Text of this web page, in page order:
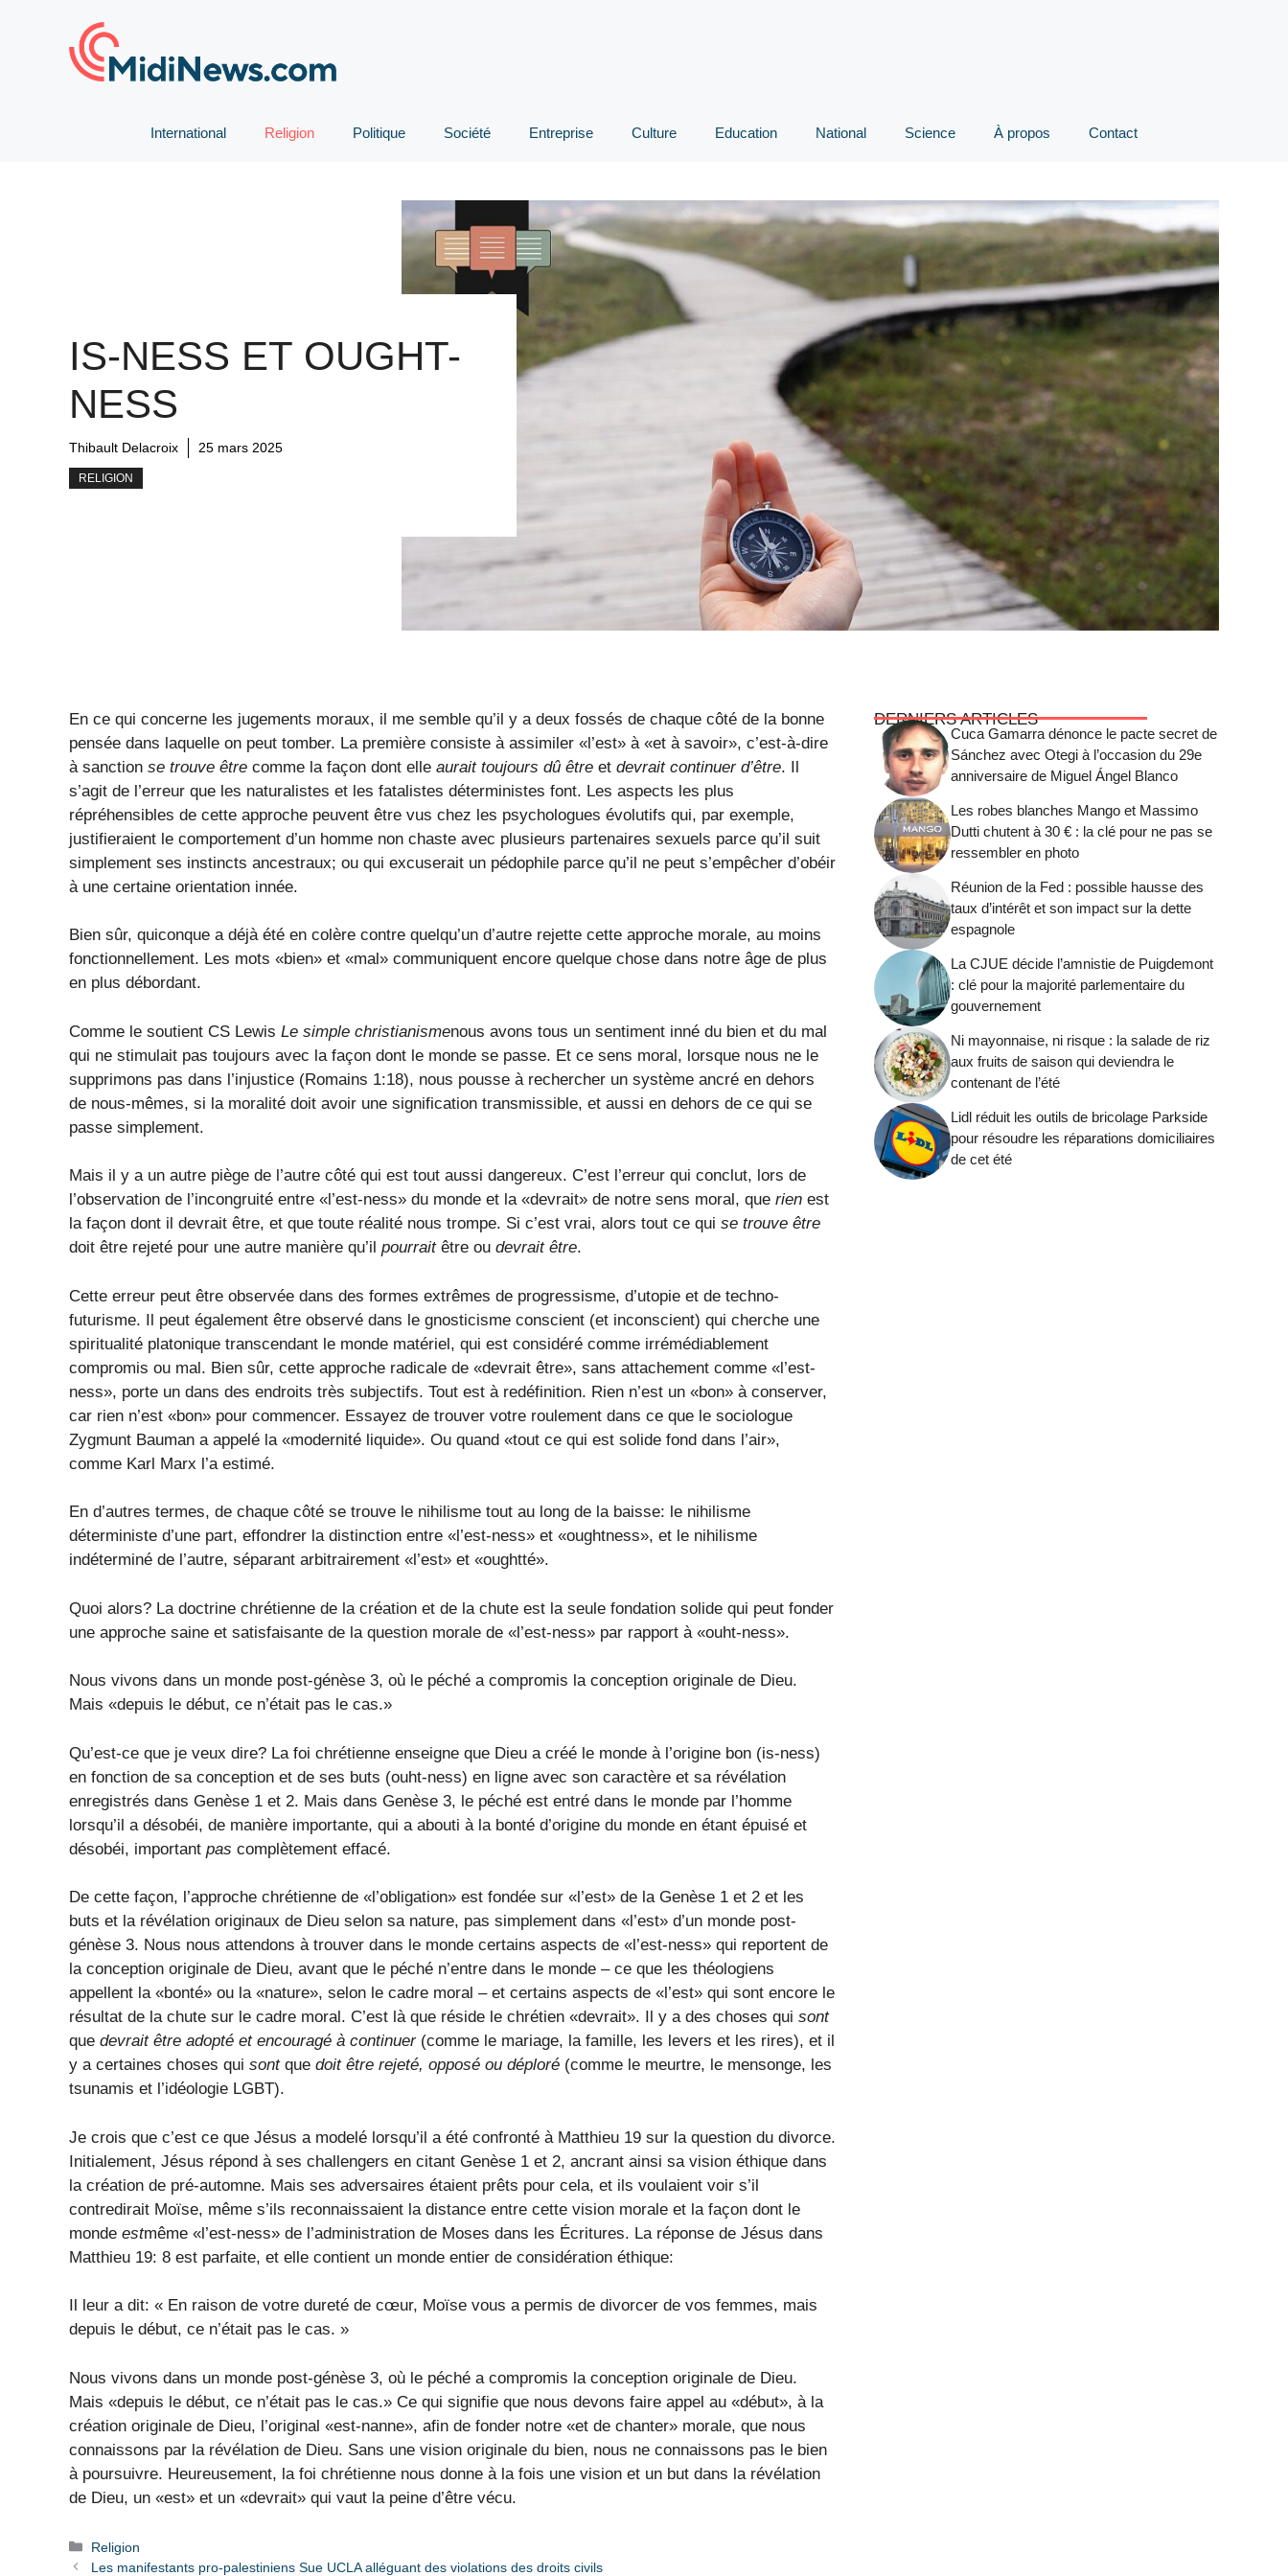
International Religion Politique Société Entreprise Culture Education National Science À propos Contact
IS-NESS ET OUGHT-
NESS
Thibault Delacroix 25 mars 2025
RELIGION
En ce qui concerne les jugements moraux, il me semble qu’il y a deux fossés de chaque côté de la bonne
pensée dans laquelle on peut tomber. La première consiste à assimiler «l’est» à «et à savoir», c’est-à-dire
à sanction se trouve être comme la façon dont elle aurait toujours dû être et devrait continuer d’être. Il
s’agit de l’erreur que les naturalistes et les fatalistes déterministes font. Les aspects les plus
répréhensibles de cette approche peuvent être vus chez les psychologues évolutifs qui, par exemple,
justifieraient le comportement d’un homme non chaste avec plusieurs partenaires sexuels parce qu’il suit
simplement ses instincts ancestraux; ou qui excuserait un pédophile parce qu’il ne peut s’empêcher d’obéir
à une certaine orientation innée.
Bien sûr, quiconque a déjà été en colère contre quelqu’un d’autre rejette cette approche morale, au moins
fonctionnellement. Les mots «bien» et «mal» communiquent encore quelque chose dans notre âge de plus
en plus débordant.
Comme le soutient CS Lewis Le simple christianismenous avons tous un sentiment inné du bien et du mal
qui ne stimulait pas toujours avec la façon dont le monde se passe. Et ce sens moral, lorsque nous ne le
supprimons pas dans l’injustice (Romains 1:18), nous pousse à rechercher un système ancré en dehors
de nous-mêmes, si la moralité doit avoir une signification transmissible, et aussi en dehors de ce qui se
passe simplement.
Mais il y a un autre piège de l’autre côté qui est tout aussi dangereux. C’est l’erreur qui conclut, lors de
l’observation de l’incongruité entre «l’est-ness» du monde et la «devrait» de notre sens moral, que rien est
la façon dont il devrait être, et que toute réalité nous trompe. Si c’est vrai, alors tout ce qui se trouve être
doit être rejeté pour une autre manière qu’il pourraitêtre ou devrait être.
Cette erreur peut être observée dans des formes extrêmes de progressisme, d’utopie et de techno-
futurisme. Il peut également être observé dans le gnosticisme conscient (et inconscient) qui cherche une
spiritualité platonique transcendant le monde matériel, qui est considéré comme irrémédiablement
compromis ou mal. Bien sûr, cette approche radicale de «devrait être», sans attachement comme «l’est-
ness», porte un dans des endroits très subjectifs. Tout est à redéfinition. Rien n’est un «bon» à conserver,
car rien n’est «bon» pour commencer. Essayez de trouver votre roulement dans ce que le sociologue
Zygmunt Bauman a appelé la «modernité liquide». Ou quand «tout ce qui est solide fond dans l’air»,
comme Karl Marx l’a estimé.
En d’autres termes, de chaque côté se trouve le nihilisme tout au long de la baisse: le nihilisme
déterministe d’une part, effondrer la distinction entre «l’est-ness» et «oughtness», et le nihilisme
indéterminé de l’autre, séparant arbitrairement «l’est» et «oughtté».
Quoi alors? La doctrine chrétienne de la création et de la chute est la seule fondation solide qui peut fonder
une approche saine et satisfaisante de la question morale de «l’est-ness» par rapport à «ouht-ness».
Nous vivons dans un monde post-génèse 3, où le péché a compromis la conception originale de Dieu.
Mais «depuis le début, ce n’était pas le cas.»
Qu’est-ce que je veux dire? La foi chrétienne enseigne que Dieu a créé le monde à l’origine bon (is-ness)
en fonction de sa conception et de ses buts (ouht-ness) en ligne avec son caractère et sa révélation
enregistrés dans Genèse 1 et 2. Mais dans Genèse 3, le péché est entré dans le monde par l’homme
lorsqu’il a désobéi, de manière importante, qui a abouti à la bonté d’origine du monde en étant épuisé et
désobéi, important pas complètement effacé.
De cette façon, l’approche chrétienne de «l’obligation» est fondée sur «l’est» de la Genèse 1 et 2 et les
buts et la révélation originaux de Dieu selon sa nature, pas simplement dans «l’est» d’un monde post-
génèse 3. Nous nous attendons à trouver dans le monde certains aspects de «l’est-ness» qui reportent de
la conception originale de Dieu, avant que le péché n’entre dans le monde – ce que les théologiens
appellent la «bonté» ou la «nature», selon le cadre moral – et certains aspects de «l’est» qui sont encore le
résultat de la chute sur le cadre moral. C’est là que réside le chrétien «devrait». Il y a des choses qui sont
que devrait être adopté et encouragé à continuer(comme le mariage, la famille, les levers et les rires), et il
y a certaines choses qui sontque doit être rejeté, opposé ou déploré (comme le meurtre, le mensonge, les
tsunamis et l’idéologie LGBT).
Je crois que c’est ce que Jésus a modelé lorsqu’il a été confronté à Matthieu 19 sur la question du divorce.
Initialement, Jésus répond à ses challengers en citant Genèse 1 et 2, ancrant ainsi sa vision éthique dans
la création de pré-automne. Mais ses adversaires étaient prêts pour cela, et ils voulaient voir s’il
contredirait Moïse, même s’ils reconnaissaient la distance entre cette vision morale et la façon dont le
monde estmême «l’est-ness» de l’administration de Moses dans les Écritures. La réponse de Jésus dans
Matthieu 19: 8 est parfaite, et elle contient un monde entier de considération éthique:
Il leur a dit: « En raison de votre dureté de cœur, Moïse vous a permis de divorcer de vos femmes, mais
depuis le début, ce n’était pas le cas. »
Nous vivons dans un monde post-génèse 3, où le péché a compromis la conception originale de Dieu.
Mais «depuis le début, ce n’était pas le cas.» Ce qui signifie que nous devons faire appel au «début», à la
création originale de Dieu, l’original «est-nanne», afin de fonder notre «et de chanter» morale, que nous
connaissons par la révélation de Dieu. Sans une vision originale du bien, nous ne connaissons pas le bien
à poursuivre. Heureusement, la foi chrétienne nous donne à la fois une vision et un but dans la révélation
de Dieu, un «est» et un «devrait» qui vaut la peine d’être vécu.
Catégories
Religion
Les manifestants pro-palestiniens Sue UCLA alléguant des violations des droits civils
DERNIERS ARTICLES
Cuca Gamarra dénonce le pacte secret de
Sánchez avec Otegi à l’occasion du 29e
anniversaire de Miguel Ángel Blanco
Les robes blanches Mango et Massimo
Dutti chutent à 30 € : la clé pour ne pas se
ressembler en photo
Réunion de la Fed : possible hausse des
taux d’intérêt et son impact sur la dette
espagnole
La CJUE décide l’amnistie de Puigdemont
: clé pour la majorité parlementaire du
gouvernement
Ni mayonnaise, ni risque : la salade de riz
aux fruits de saison qui deviendra le
contenant de l’été
Lidl réduit les outils de bricolage Parkside
pour résoudre les réparations domiciliaires
de cet été